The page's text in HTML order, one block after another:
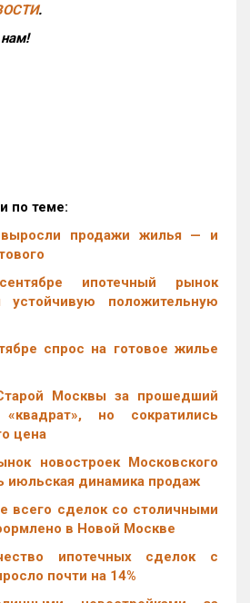
.
нам!
по теме:
продажи жилья — и
ипотечный рынок
устойчивую положительную
спрос на готовое жилье
Москвы за прошедший
но сократились
цена
новостроек Московского
июльская динамика продаж
всего сделок со столичными
в Новой Москве
ипотечных сделок с
почти на 14%